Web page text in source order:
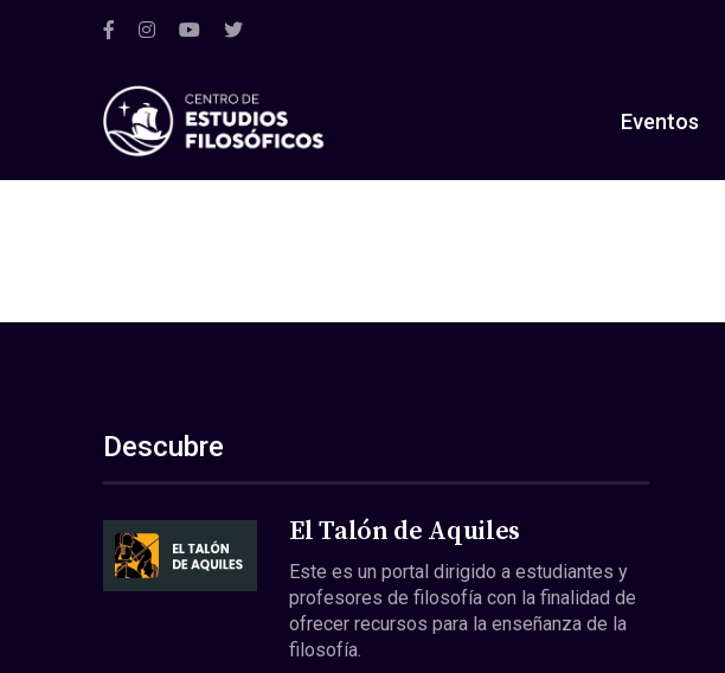
Eventos
Descubre
El Talón de Aquiles
Este es un portal dirigido a estudiantes y
profesores de filosofía con la finalidad de
ofrecer recursos para la enseñanza de la
filosofía.